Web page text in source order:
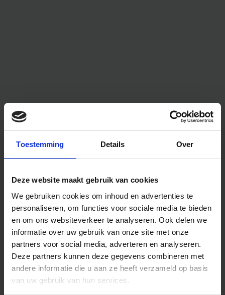
Toestemming Details Over
Deze website maakt gebruik van cookies
We gebruiken cookies om inhoud en advertenties te
personaliseren, om functies voor sociale media te bieden
en om ons websiteverkeer te analyseren. Ook delen we
informatie over uw gebruik van onze site met onze
partners voor social media, adverteren en analyseren.
Deze partners kunnen deze gegevens combineren met
andere informatie die u aan ze heeft verzameld op basis
van uw gebruik van hun services.